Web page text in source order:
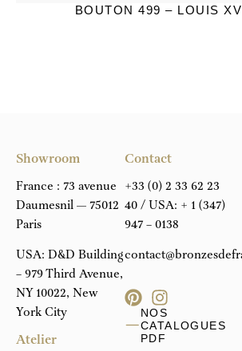
BOUTON 499 – LOUIS
Showroom
France : 73 avenue
Daumesnil — 75012
Paris
USA: D&D Building
– 979 Third Avenue,
NY 10022, New
York City
Atelier
Contact
+33 (0) 2 33 62 23
40 / USA: + 1 (347)
947 – 0138
NOS
CATALOGUES
PDF